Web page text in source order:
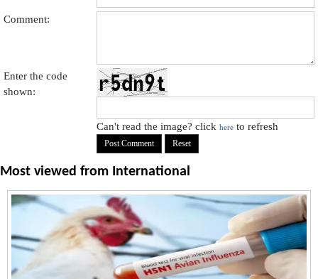
Comment:
Enter the code
shown:
Can't read the image? clickhere to refresh
Most viewed from International